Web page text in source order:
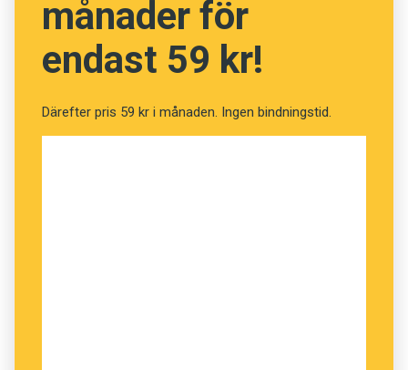
månader för
endast 59 kr!
Därefter pris 59 kr i månaden. Ingen bindningstid.